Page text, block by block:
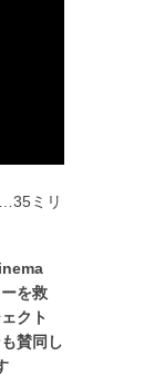
ミリ
ーを救
クト
賛同し